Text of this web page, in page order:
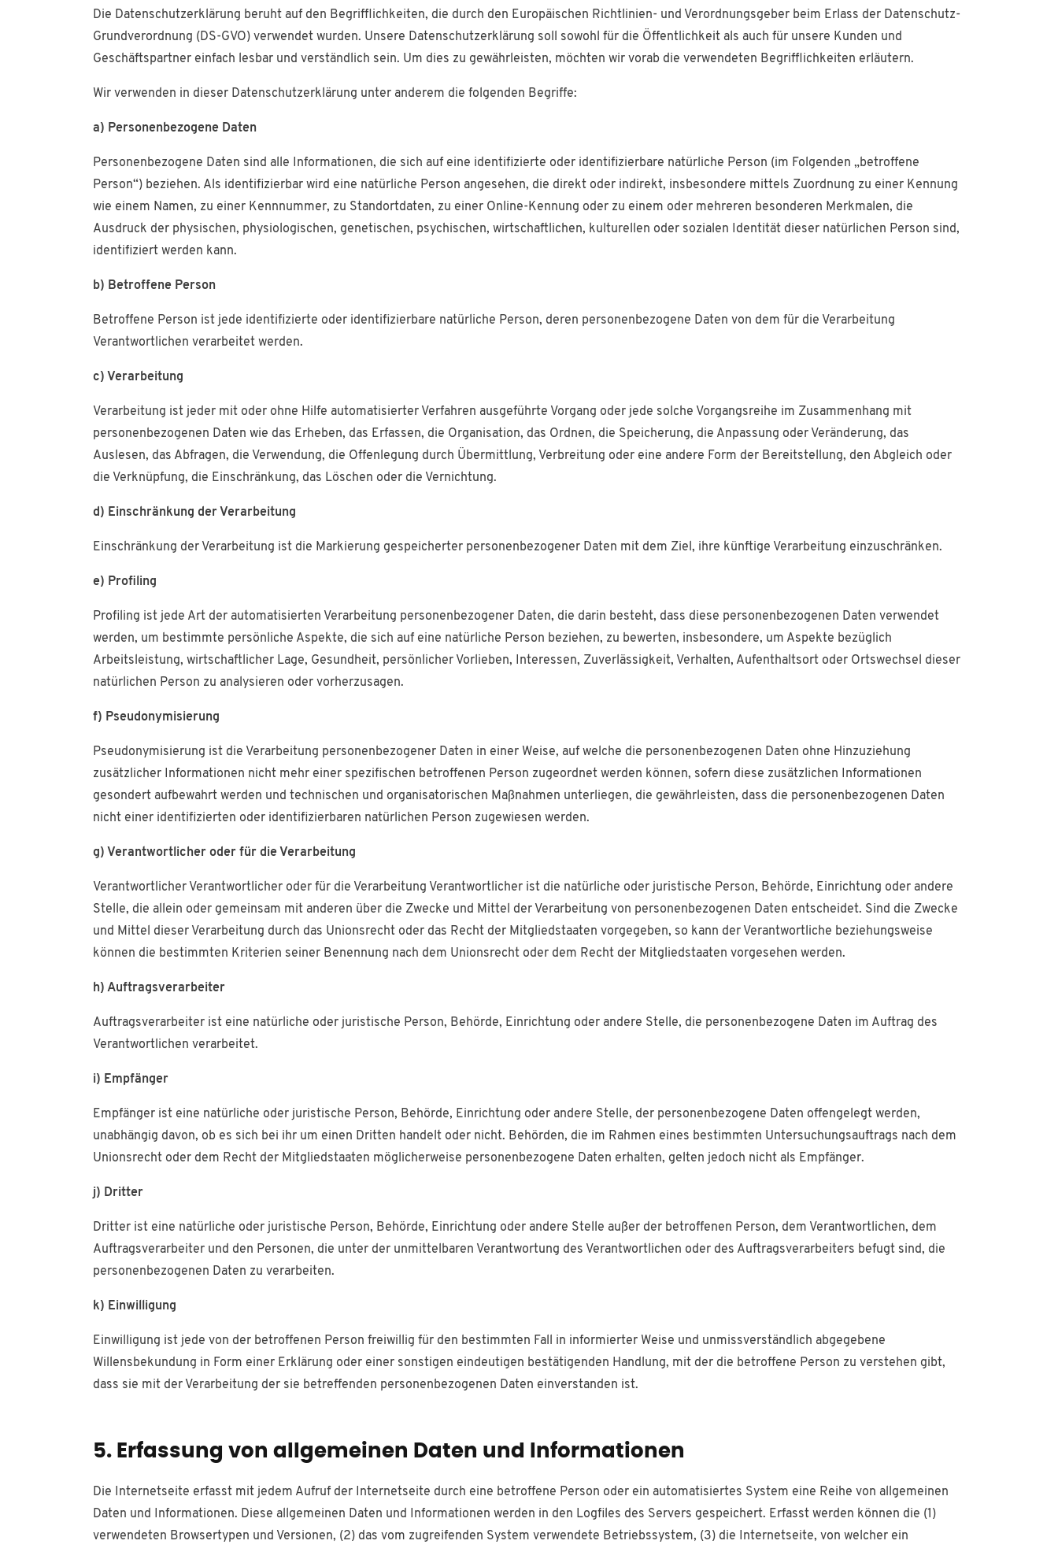
Die Datenschutzerklärung beruht auf den Begrifflichkeiten, die durch den Europäischen Richtlinien- und Verordnungsgeber beim Erlass der Datenschutz-
Grundverordnung (DS-GVO) verwendet wurden. Unsere Datenschutzerklärung soll sowohl für die Öffentlichkeit als auch für unsere Kunden und
Geschäftspartner einfach lesbar und verständlich sein. Um dies zu gewährleisten, möchten wir vorab die verwendeten Begrifflichkeiten erläutern.
Wir verwenden in dieser Datenschutzerklärung unter anderem die folgenden Begriffe:
a) Personenbezogene Daten
Personenbezogene Daten sind alle Informationen, die sich auf eine identifizierte oder identifizierbare natürliche Person (im Folgenden „betroffene
Person“) beziehen. Als identifizierbar wird eine natürliche Person angesehen, die direkt oder indirekt, insbesondere mittels Zuordnung zu einer Kennung
wie einem Namen, zu einer Kennnummer, zu Standortdaten, zu einer Online-Kennung oder zu einem oder mehreren besonderen Merkmalen, die
Ausdruck der physischen, physiologischen, genetischen, psychischen, wirtschaftlichen, kulturellen oder sozialen Identität dieser natürlichen Person sind,
identifiziert werden kann.
b) Betroffene Person
Betroffene Person ist jede identifizierte oder identifizierbare natürliche Person, deren personenbezogene Daten von dem für die Verarbeitung
Verantwortlichen verarbeitet werden.
c) Verarbeitung
Verarbeitung ist jeder mit oder ohne Hilfe automatisierter Verfahren ausgeführte Vorgang oder jede solche Vorgangsreihe im Zusammenhang mit
personenbezogenen Daten wie das Erheben, das Erfassen, die Organisation, das Ordnen, die Speicherung, die Anpassung oder Veränderung, das
Auslesen, das Abfragen, die Verwendung, die Offenlegung durch Übermittlung, Verbreitung oder eine andere Form der Bereitstellung, den Abgleich oder
die Verknüpfung, die Einschränkung, das Löschen oder die Vernichtung.
d) Einschränkung der Verarbeitung
Einschränkung der Verarbeitung ist die Markierung gespeicherter personenbezogener Daten mit dem Ziel, ihre künftige Verarbeitung einzuschränken.
e) Profiling
Profiling ist jede Art der automatisierten Verarbeitung personenbezogener Daten, die darin besteht, dass diese personenbezogenen Daten verwendet
werden, um bestimmte persönliche Aspekte, die sich auf eine natürliche Person beziehen, zu bewerten, insbesondere, um Aspekte bezüglich
Arbeitsleistung, wirtschaftlicher Lage, Gesundheit, persönlicher Vorlieben, Interessen, Zuverlässigkeit, Verhalten, Aufenthaltsort oder Ortswechsel dieser
natürlichen Person zu analysieren oder vorherzusagen.
f) Pseudonymisierung
Pseudonymisierung ist die Verarbeitung personenbezogener Daten in einer Weise, auf welche die personenbezogenen Daten ohne Hinzuziehung
zusätzlicher Informationen nicht mehr einer spezifischen betroffenen Person zugeordnet werden können, sofern diese zusätzlichen Informationen
gesondert aufbewahrt werden und technischen und organisatorischen Maßnahmen unterliegen, die gewährleisten, dass die personenbezogenen Daten
nicht einer identifizierten oder identifizierbaren natürlichen Person zugewiesen werden.
g) Verantwortlicher oder für die Verarbeitung
Verantwortlicher Verantwortlicher oder für die Verarbeitung Verantwortlicher ist die natürliche oder juristische Person, Behörde, Einrichtung oder andere
Stelle, die allein oder gemeinsam mit anderen über die Zwecke und Mittel der Verarbeitung von personenbezogenen Daten entscheidet. Sind die Zwecke
und Mittel dieser Verarbeitung durch das Unionsrecht oder das Recht der Mitgliedstaaten vorgegeben, so kann der Verantwortliche beziehungsweise
können die bestimmten Kriterien seiner Benennung nach dem Unionsrecht oder dem Recht der Mitgliedstaaten vorgesehen werden.
h) Auftragsverarbeiter
Auftragsverarbeiter ist eine natürliche oder juristische Person, Behörde, Einrichtung oder andere Stelle, die personenbezogene Daten im Auftrag des
Verantwortlichen verarbeitet.
i) Empfänger
Empfänger ist eine natürliche oder juristische Person, Behörde, Einrichtung oder andere Stelle, der personenbezogene Daten offengelegt werden,
unabhängig davon, ob es sich bei ihr um einen Dritten handelt oder nicht. Behörden, die im Rahmen eines bestimmten Untersuchungsauftrags nach dem
Unionsrecht oder dem Recht der Mitgliedstaaten möglicherweise personenbezogene Daten erhalten, gelten jedoch nicht als Empfänger.
j) Dritter
Dritter ist eine natürliche oder juristische Person, Behörde, Einrichtung oder andere Stelle außer der betroffenen Person, dem Verantwortlichen, dem
Auftragsverarbeiter und den Personen, die unter der unmittelbaren Verantwortung des Verantwortlichen oder des Auftragsverarbeiters befugt sind, die
personenbezogenen Daten zu verarbeiten.
k) Einwilligung
Einwilligung ist jede von der betroffenen Person freiwillig für den bestimmten Fall in informierter Weise und unmissverständlich abgegebene
Willensbekundung in Form einer Erklärung oder einer sonstigen eindeutigen bestätigenden Handlung, mit der die betroffene Person zu verstehen gibt,
dass sie mit der Verarbeitung der sie betreffenden personenbezogenen Daten einverstanden ist.
5. Erfassung von allgemeinen Daten und Informationen
Die Internetseite erfasst mit jedem Aufruf der Internetseite durch eine betroffene Person oder ein automatisiertes System eine Reihe von allgemeinen
Daten und Informationen. Diese allgemeinen Daten und Informationen werden in den Logfiles des Servers gespeichert. Erfasst werden können die (1)
verwendeten Browsertypen und Versionen, (2) das vom zugreifenden System verwendete Betriebssystem, (3) die Internetseite, von welcher ein